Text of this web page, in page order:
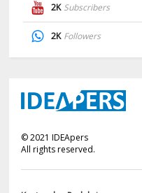
2K Subscribers
2K Followers
©2021 IDEApers
All rights reserved.